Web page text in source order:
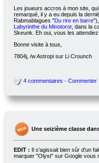
Les joueurs accros à mon site,
remarqué, il y a eu depuis la
Rabmablagues "Du rire en barre
Labyrinthe du Minotoror, dans la
Skeunk. Eh oui, vous les
Bonne visite à tous,
7804j, /w Astropi sur Li Crounch
4 commentaires - Commenter
Une seizième classe
EDIT : Il s'agissait bien sûr d'un
marquer "Olyst" sur Google vous